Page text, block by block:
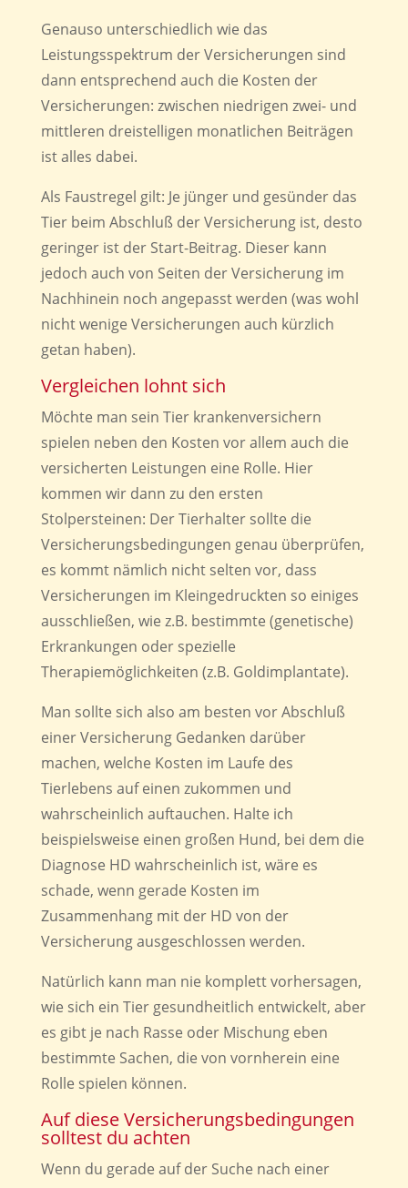
Genauso unterschiedlich wie das
Leistungsspektrum der Versicherungen sind
dann entsprechend auch die Kosten der
Versicherungen: zwischen niedrigen zwei- und
mittleren dreistelligen monatlichen Beiträgen
ist alles dabei.
Als Faustregel gilt: Je jünger und gesünder das
Tier beim Abschluß der Versicherung ist, desto
geringer ist der Start-Beitrag. Dieser kann
jedoch auch von Seiten der Versicherung im
Nachhinein noch angepasst werden (was wohl
nicht wenige Versicherungen auch kürzlich
getan haben).
Vergleichen lohnt sich
Möchte man sein Tier krankenversichern
spielen neben den Kosten vor allem auch die
versicherten Leistungen eine Rolle. Hier
kommen wir dann zu den ersten
Stolpersteinen: Der Tierhalter sollte die
Versicherungsbedingungen genau überprüfen,
es kommt nämlich nicht selten vor, dass
Versicherungen im Kleingedruckten so einiges
ausschließen, wie z.B. bestimmte (genetische)
Erkrankungen oder spezielle
Therapiemöglichkeiten (z.B. Goldimplantate).
Man sollte sich also am besten vor Abschluß
einer Versicherung Gedanken darüber
machen, welche Kosten im Laufe des
Tierlebens auf einen zukommen und
wahrscheinlich auftauchen. Halte ich
beispielsweise einen großen Hund, bei dem die
Diagnose HD wahrscheinlich ist, wäre es
schade, wenn gerade Kosten im
Zusammenhang mit der HD von der
Versicherung ausgeschlossen werden.
Natürlich kann man nie komplett vorhersagen,
wie sich ein Tier gesundheitlich entwickelt, aber
es gibt je nach Rasse oder Mischung eben
bestimmte Sachen, die von vornherein eine
Rolle spielen können.
Auf diese Versicherungsbedingungen
solltest du achten
Wenn du gerade auf der Suche nach einer